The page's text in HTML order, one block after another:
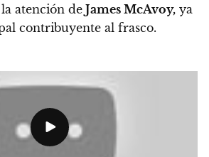
atención de James McAvoy, ya
contribuyente al frasco.